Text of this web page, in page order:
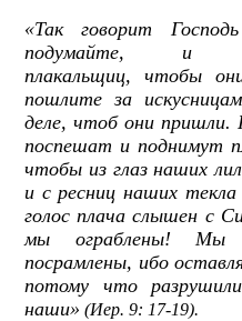
«Так говорит
подумайте, и
плакальщиц, чтобы
пошлите за
деле, чтоб они пришли.
поспешат и поднимут
чтобы из глаз наших
и с ресниц наших
голос плача слышен с
мы ограблены! Мы
посрамлены, ибо
потому что
наши» (Иер. 9: 17-19).